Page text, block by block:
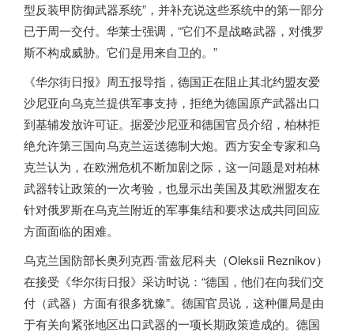
型反装甲防御武器系统”，并补充说这些系统中的第一部分
已于周一交付。华莱士强调，“它们不是战略武器，对俄罗
斯不构成威胁。它们是用来自卫的。”
《华尔街日报》周五报导指，德国正在阻止其北约盟友爱
沙尼亚向乌克兰提供军事支持，拒绝为德国原产武器出口
到基辅发放许可证。据爱沙尼亚和德国官员介绍，柏林拒
绝允许第三国向乌克兰运送德制大炮。西方安全专家和乌
克兰认为，在欧洲危机不断加剧之际，这一问题是对柏林
武器转让政策的一次考验，也显示出美国及其欧洲盟友在
针对俄罗斯在乌克兰附近的军事集结和要求达成共同回应
方面面临的困难。
乌克兰国防部长奥列克西·雷兹尼科夫（Oleksii Reznikov）
在接受《华尔街日报》采访时说：“德国，他们在向我们交
付（武器）方面有很多犹豫”。德国官员说，这种僵局是由
于有关向紧张地区出口武器的一项长期政策造成的。德国